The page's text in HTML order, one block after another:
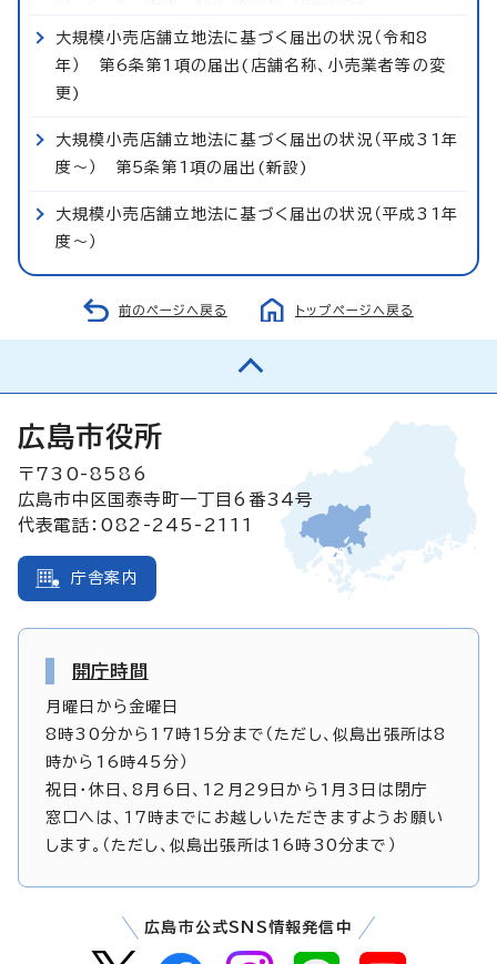
大規模小売店舗立地法に基づく届出の状況（令和8
年） 第6条第1項の届出(店舗名称、小売業者等の変
更)
大規模小売店舗立地法に基づく届出の状況（平成31年
度～） 第5条第1項の届出(新設)
大規模小売店舗立地法に基づく届出の状況（平成31年
度～）
前のページへ戻る トップページへ戻る
広島市役所
〒730-8586
広島市中区国泰寺町一丁目6番34号
代表電話：082-245-2111
庁舎案内
開庁時間
月曜日から金曜日
8時30分から17時15分まで（ただし、似島出張所は8
時から16時45分）
祝日・休日、8月6日、12月29日から1月3日は閉庁
窓口へは、17時までにお越しいただきますようお願い
します。（ただし、似島出張所は16時30分まで）
広島市公式SNS情報発信中